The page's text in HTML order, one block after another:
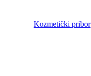
Kozmetički pribor